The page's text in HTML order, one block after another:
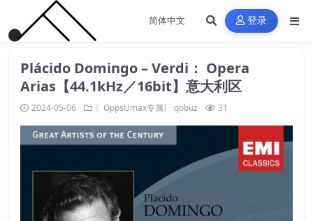
登录
Plácido Domingo – Verdi： Opera
Arias【44.1kHz／16bit】意大利区
2024-05-06 〖OppsUmax专属〗 qobuz 31